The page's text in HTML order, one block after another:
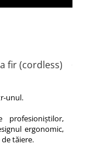
fir (cordless)
unul.
profesioniștilor,
ergonomic,
tăiere.